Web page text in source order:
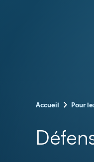
Accueil – Pour